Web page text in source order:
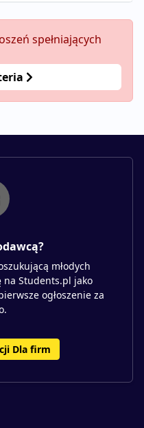
spełniających
młodych
Students.pl jako
ogłoszenie za
Dla firm